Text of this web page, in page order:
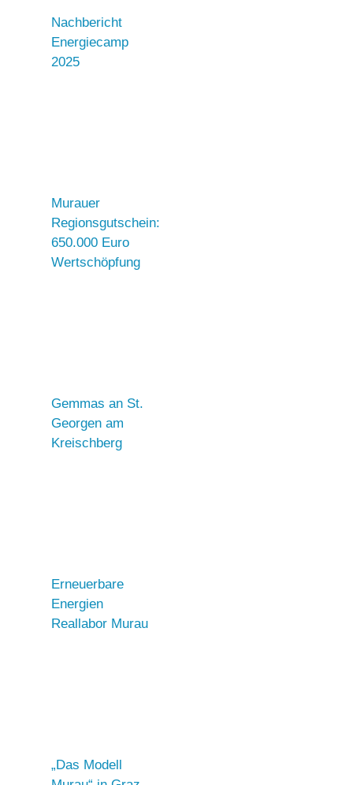
Nachbericht
Energiecamp
2025
Murauer
Regionsgutschein:
650.000 Euro
Wertschöpfung
Gemmas an St.
Georgen am
Kreischberg
Erneuerbare
Energien
Reallabor Murau
„Das Modell